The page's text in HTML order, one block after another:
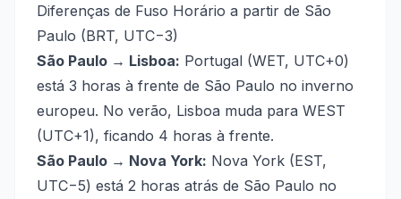
Diferenças de Fuso Horário a partir de São
Paulo (BRT, UTC−3)
São Paulo → Lisboa: Portugal (WET, UTC+0)
está 3 horas à frente de São Paulo no inverno
europeu. No verão, Lisboa muda para WEST
(UTC+1), ficando 4 horas à frente.
São Paulo → Nova York: Nova York (EST,
UTC−5) está 2 horas atrás de São Paulo no